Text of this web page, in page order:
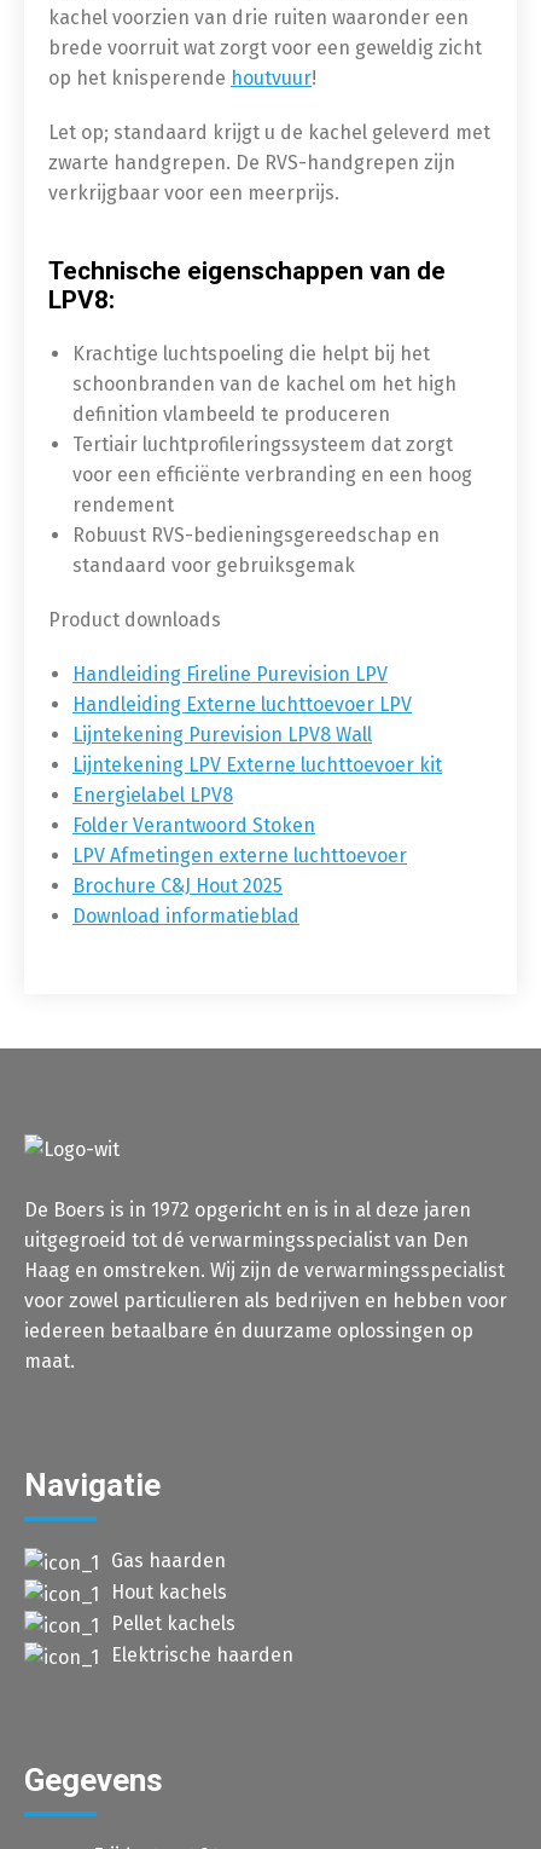
kachel voorzien van drie ruiten waaronder een
brede voorruit wat zorgt voor een geweldig zicht
op het knisperende houtvuur!
Let op; standaard krijgt u de kachel geleverd met
zwarte handgrepen. De RVS-handgrepen zijn
verkrijgbaar voor een meerprijs.
Technische eigenschappen van de
LPV8:
Krachtige luchtspoeling die helpt bij het
schoonbranden van de kachel om het high
definition vlambeeld te produceren
Tertiair luchtprofileringssysteem dat zorgt
voor een efficiënte verbranding en een hoog
rendement
Robuust RVS-bedieningsgereedschap en
standaard voor gebruiksgemak
Product downloads
Handleiding Fireline Purevision LPV
Handleiding Externe luchttoevoer LPV
Lijntekening Purevision LPV8 Wall
Lijntekening LPV Externe luchttoevoer kit
Energielabel LPV8
Folder Verantwoord Stoken
LPV Afmetingen externe luchttoevoer
Brochure C&J Hout 2025
Download informatieblad
De Boers is in 1972 opgericht en is in al deze jaren
uitgegroeid tot dé verwarmingsspecialist van Den
Haag en omstreken. Wij zijn de verwarmingsspecialist
voor zowel particulieren als bedrijven en hebben voor
iedereen betaalbare én duurzame oplossingen op
maat.
Navigatie
Gas haarden
Hout kachels
Pellet kachels
Elektrische haarden
Gegevens